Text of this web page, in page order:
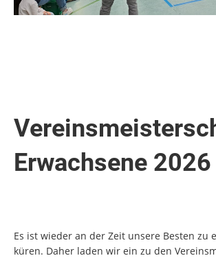
Erwachsene 2026
Es ist wieder an der Zeit unsere Besten zu
küren. Daher laden wir ein zu den